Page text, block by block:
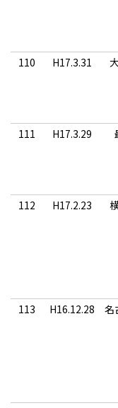
110
H17.3.31
111
H17.3.29
112
H17.2.23
113
H16.12.28 名